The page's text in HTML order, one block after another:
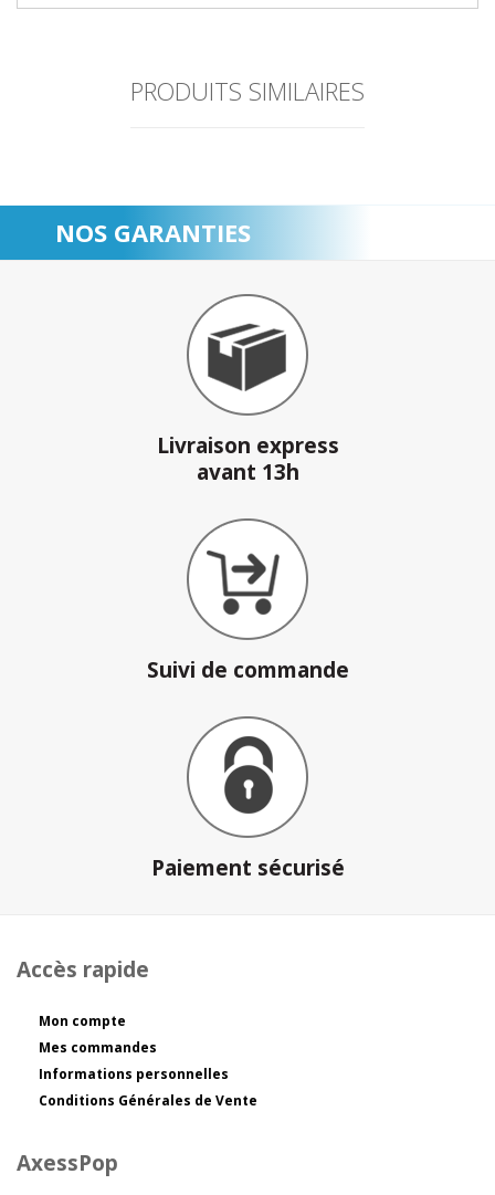
PRODUITS SIMILAIRES
NOS GARANTIES
Livraison express
avant 13h
Suivi de commande
Paiement sécurisé
Accès rapide
Mon compte
Mes commandes
Informations personnelles
Conditions Générales de Vente
AxessPop